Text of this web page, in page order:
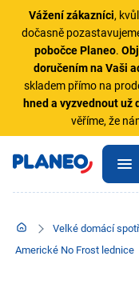
Vážení zákazníci,
dočasně
pobočce Planeo.
doručením na Vaši
skladem přímo na
hned a vyzvednout už
věříme, že
Velké domácí
Americké No Frost lednice